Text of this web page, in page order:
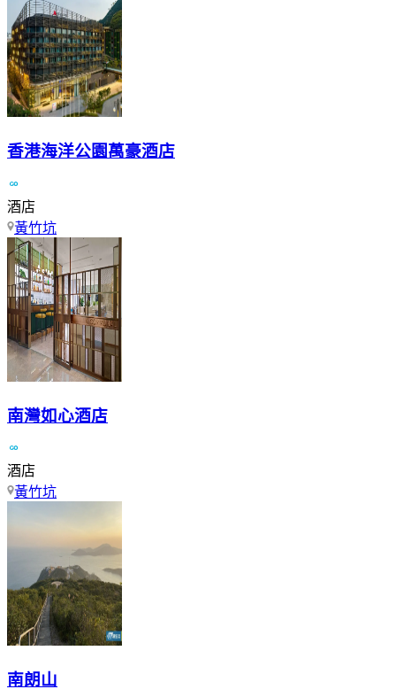
香港海洋公園萬豪酒店
酒店
黃竹坑
南灣如心酒店
酒店
黃竹坑
南朗山